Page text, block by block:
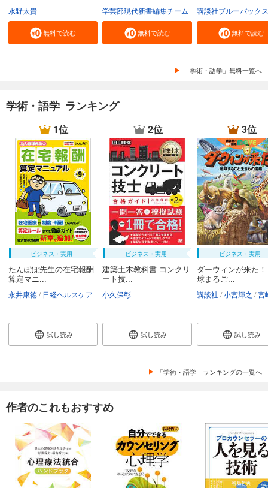
水野太貴
無料で読む
学芸部現代新書編集チーム
無料で読む
講談社ブルーバックス
無料で読む
「学術・語学」無料一覧へ
学術・語学 ランキング
1位
ビジネス・実用
たんぽぽ先生の在宅報酬
算定マニ...
永井康徳 日経ヘルスケア
試し読み
2位
ビジネス・実用
建築土木教科書 コンクリ
ート技...
小久保彰
試し読み
3位
ビジネス・実用
ダーウィンが来た
球まるご...
講談社 小宮輝之 宮崎
試し読み
「学術・語学」ランキングの一覧へ
作者のこれもおすすめ